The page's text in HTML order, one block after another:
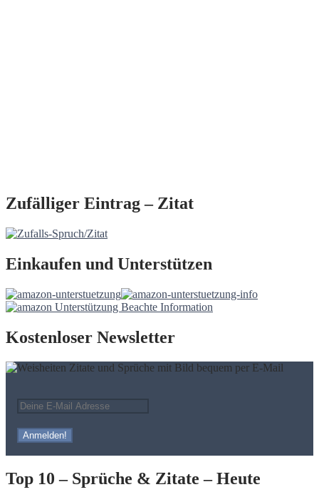
Zufälliger Eintrag – Zitat
Einkaufen und Unterstützen
Kostenloser Newsletter
Top 10 – Sprüche & Zitate – Heute